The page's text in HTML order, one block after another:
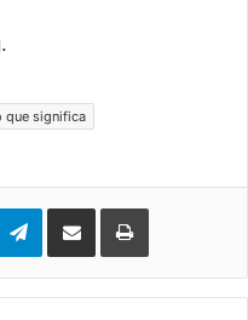
que significa
Telegram
Compartilhar via e-mail Imprimir